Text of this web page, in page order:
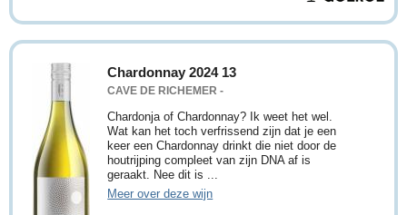
Chardonnay 2024 13
CAVE DE RICHEMER -
Chardonja of Chardonnay? Ik weet het wel.
Wat kan het toch verfrissend zijn dat je een
keer een Chardonnay drinkt die niet door de
houtrijping compleet van zijn DNA af is
geraakt. Nee dit is ...
Meer over deze wijn